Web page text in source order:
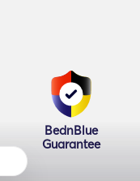
BednBlue
Guarantee